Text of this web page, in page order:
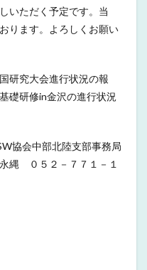
いただく予定です。当
ります。よろしくお願い
研究大会進行状況の報
礎研修in金沢の進行状況
協会中部北陸支部事務局
縄 ０５２－７７１－１